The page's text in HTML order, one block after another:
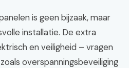
is geen bijzaak, maar
installatie. De extra
en veiligheid – vragen
overspanningsbeveiliging